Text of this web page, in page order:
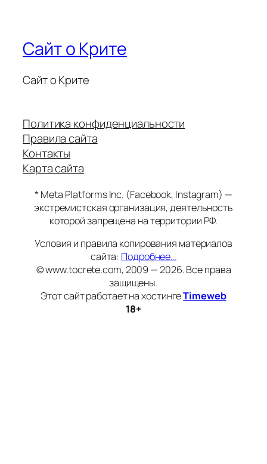
Сайт о Крите
Сайт о Крите
Политика конфиденциальности
Правила сайта
Контакты
Карта сайта
* Meta Platforms Inc. (Facebook, Instagram) —
экстремистская организация, деятельность
которой запрещена на территории РФ.
Условия и правила копирования материалов
сайта: Подробнее…
© www.tocrete.com, 2009 — 2026. Все права
защищены.
Этот сайт работает на хостингеTimeweb
18+